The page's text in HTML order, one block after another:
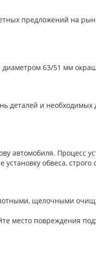
предложений на
диаметром 63/51 мм
и необходимых
автомобиля. Процесс
обвеса,
щелочными
место повреждения